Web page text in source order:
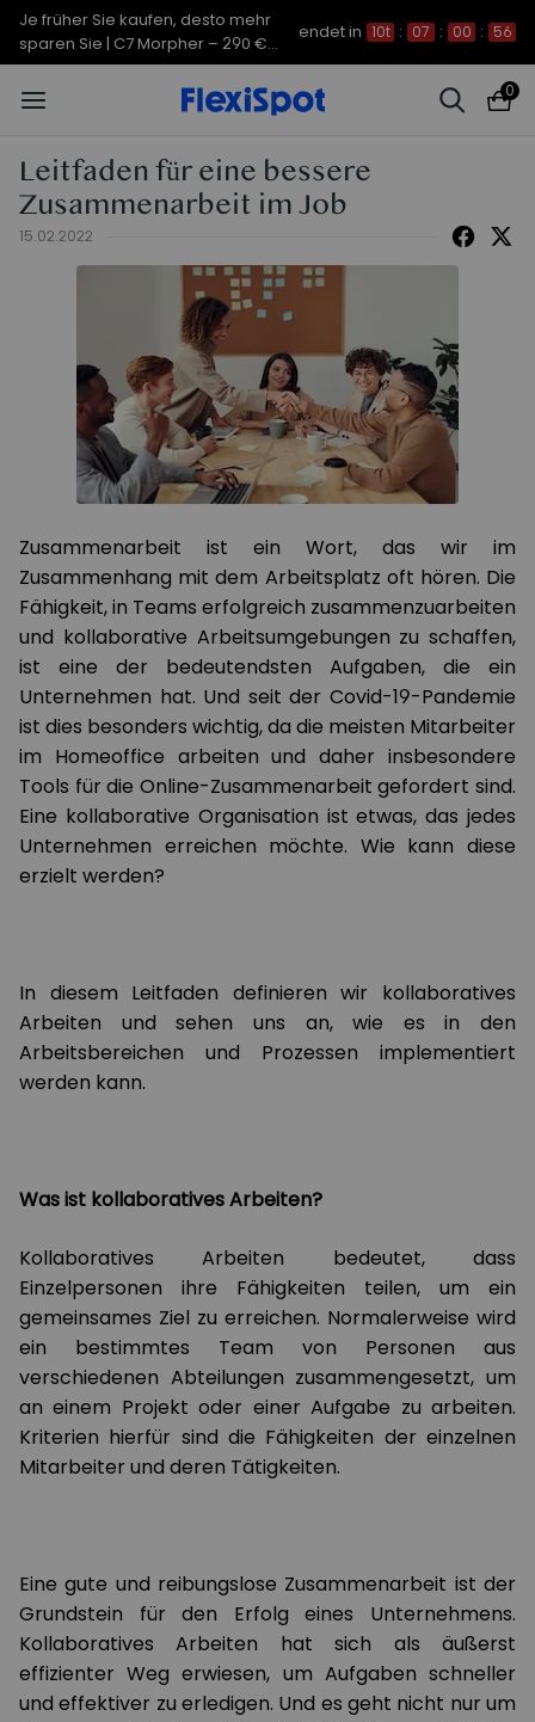
Je früher Sie kaufen, desto mehr
sparen Sie | C7 Morpher – 290 €
Rabatt
endet in 10t : 07 : 00 : 55
0
Leitfaden für eine bessere
Zusammenarbeit im Job
15.02.2022
Zusammenarbeit ist ein Wort, das wir im
Zusammenhang mit dem Arbeitsplatz oft hören. Die
Fähigkeit, in Teams erfolgreich zusammenzuarbeiten
und kollaborative Arbeitsumgebungen zu schaffen,
ist eine der bedeutendsten Aufgaben, die ein
Unternehmen hat. Und seit der Covid-19-Pandemie
ist dies besonders wichtig, da die meisten Mitarbeiter
im Homeoffice arbeiten und daher insbesondere
Tools für die Online-Zusammenarbeit gefordert sind.
Eine kollaborative Organisation ist etwas, das jedes
Unternehmen erreichen möchte. Wie kann diese
erzielt werden?
In diesem Leitfaden definieren wir kollaboratives
Arbeiten und sehen uns an, wie es in den
Arbeitsbereichen und Prozessen implementiert
werden kann.
Was ist kollaboratives Arbeiten?
Kollaboratives Arbeiten bedeutet, dass
Einzelpersonen ihre Fähigkeiten teilen, um ein
gemeinsames Ziel zu erreichen. Normalerweise wird
ein bestimmtes Team von Personen aus
verschiedenen Abteilungen zusammengesetzt, um
an einem Projekt oder einer Aufgabe zu arbeiten.
Kriterien hierfür sind die Fähigkeiten der einzelnen
Mitarbeiter und deren Tätigkeiten.
Eine gute und reibungslose Zusammenarbeit ist der
Grundstein für den Erfolg eines Unternehmens.
Kollaboratives Arbeiten hat sich als äußerst
effizienter Weg erwiesen, um Aufgaben schneller
und effektiver zu erledigen. Und es geht nicht nur um